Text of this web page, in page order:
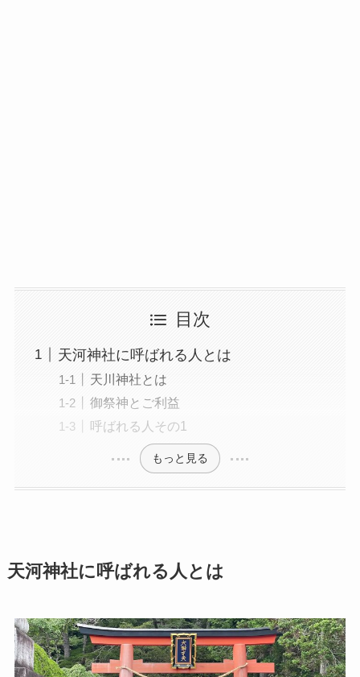
目次
天河神社に呼ばれる人とは
天川神社とは
御祭神とご利益
呼ばれる人その1
もっと見る
天河神社に呼ばれる人とは